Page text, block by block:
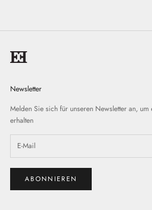
Newsletter
Melden Sie sich für unseren Newsletter an, um
erhalten
ABONNIEREN